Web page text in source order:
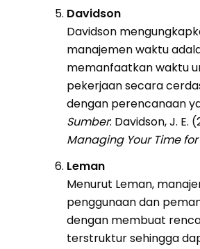
Davidson
Davidson
manajemen waktu
memanfaatkan waktu
pekerjaan secara
dengan perencanaan
Sumber: Davidson, J. E.
Managing Your Time
Leman
Menurut Leman,
penggunaan dan
dengan membuat
terstruktur sehingga